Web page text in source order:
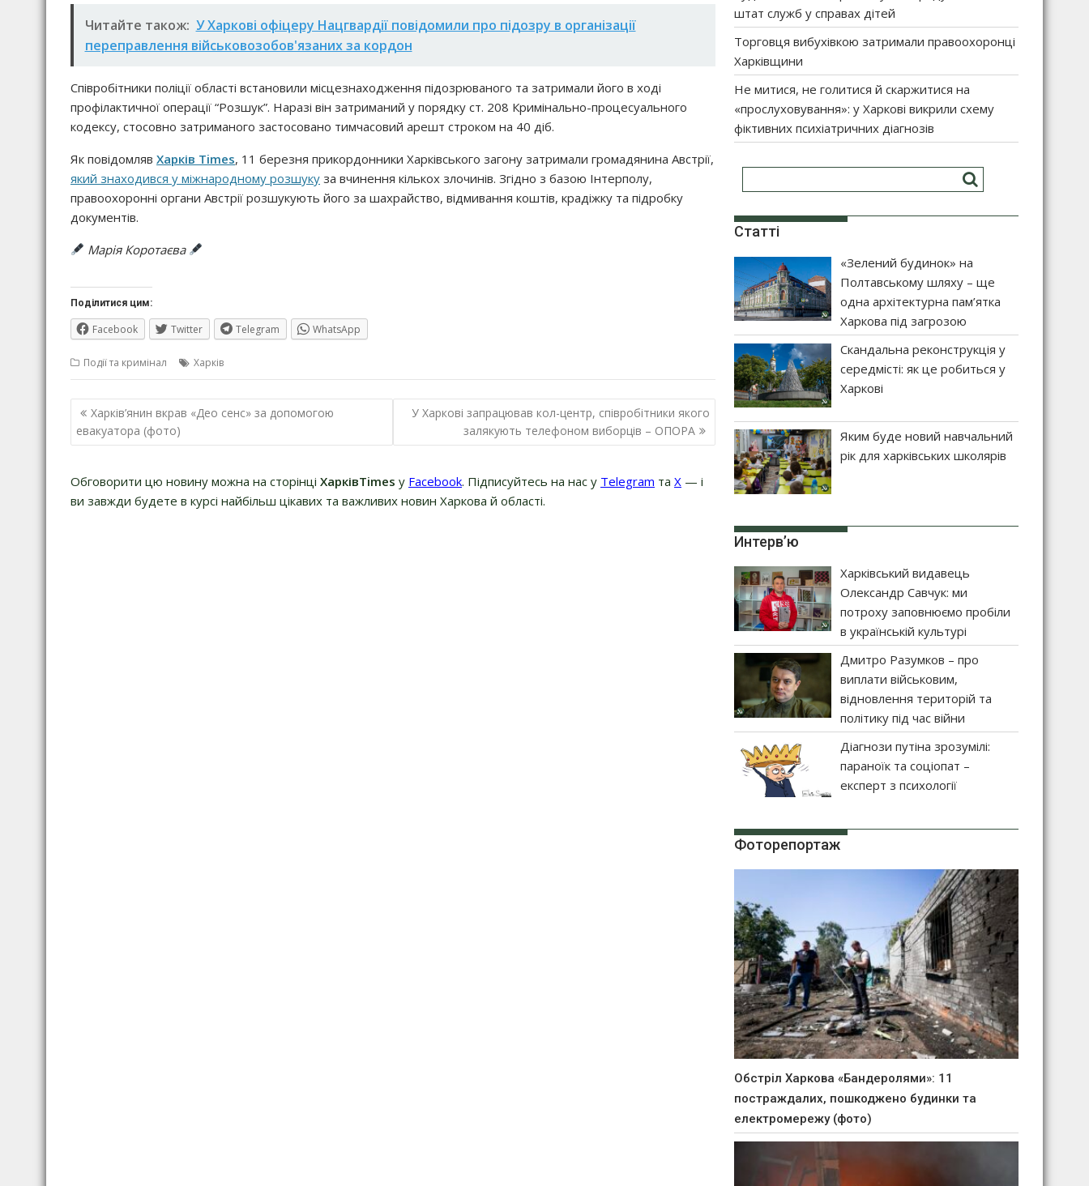
Читайте також: У Харкові офіцеру Нацгвардії повідомили про підозру в організації
переправлення військовозобов'язаних за кордон
Співробітники поліції області встановили місцезнаходження підозрюваного та затримали його в ході
профілактичної операції “Розшук”. Наразі він затриманий у порядку ст. 208 Кримінально-процесуального
кодексу, стосовно затриманого застосовано тимчасовий арешт строком на 40 діб.
Як повідомляв Харків Times, 11 березня прикордонники Харківського загону затримали громадянина Австрії,
який знаходився у міжнародному розшуку за вчинення кількох злочинів. Згідно з базою Інтерполу,
правоохоронні органи Австрії розшукують його за шахрайство, відмивання коштів, крадіжку та підробку
документів.
Марія Коротаєва
Поділитися цим:
Facebook Twitter Telegram WhatsApp
Події та кримінал Харків
Навігація
записів
Харків’янин вкрав «Део сенс» за допомогою
евакуатора (фото)
У Харкові запрацював кол-центр, співробітники якого
залякують телефоном виборців – ОПОРА
Обговорити цю новину можна на сторінці ХарківTimes у Facebook. Підписуйтесь на нас у Telegram та Х — і
ви завжди будете в курсі найбільш цікавих та важливих новин Харкова й області.
штат служб у справах дітей
Торговця вибухівкою затримали правоохоронці
Харківщини
Не митися, не голитися й скаржитися на
«прослуховування»: у Харкові викрили схему
фіктивних психіатричних діагнозів
Статті
«Зелений будинок» на
Полтавському шляху – ще
одна архітектурна пам’ятка
Харкова під загрозою
Скандальна реконструкція у
середмісті: як це робиться у
Харкові
Яким буде новий навчальний
рік для харківських школярів
Интерв’ю
Харківський видавець
Олександр Савчук: ми
потроху заповнюємо пробіли
в українській культурі
Дмитро Разумков – про
виплати військовим,
відновлення територій та
політику під час війни
Діагнози путіна зрозумілі:
параноїк та соціопат –
експерт з психології
Фоторепортаж
Обстріл Харкова «Бандеролями»: 11
постраждалих, пошкоджено будинки та
електромережу (фото)